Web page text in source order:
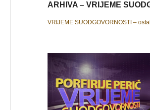
ARHIVA – VRIJEME
VRIJEME SUODGOVORNOSTI –